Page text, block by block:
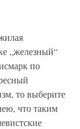
„железный“
по
то выберите
что таким